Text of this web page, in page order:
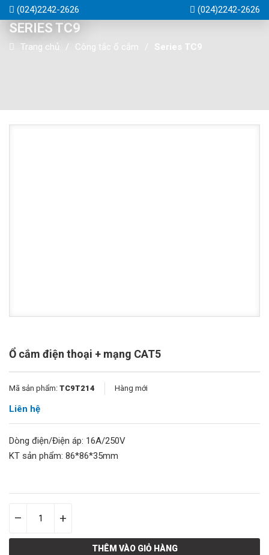
(024)2242-2626 (024)2242-2626
SERIES TC9
Trang chủ Công tắc ổ cắm Series TC9
Ổ cắm điện thoại + mạng CAT5
Mã sản phẩm: TC9T214 Hàng mới
Liên hệ
Dòng điện/Điện áp: 16A/250V
KT sản phẩm: 86*86*35mm
– +
THÊM VÀO GIỎ HÀNG